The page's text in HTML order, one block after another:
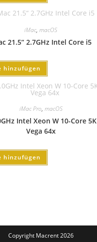
iMac, macOS
21.5“ 2.7GHz Intel Core i5
hinzufügen
iMac Pro, macOS
Intel Xeon W 10-Core 5K
Vega 64x
hinzufügen
Copyright Macrent 2026